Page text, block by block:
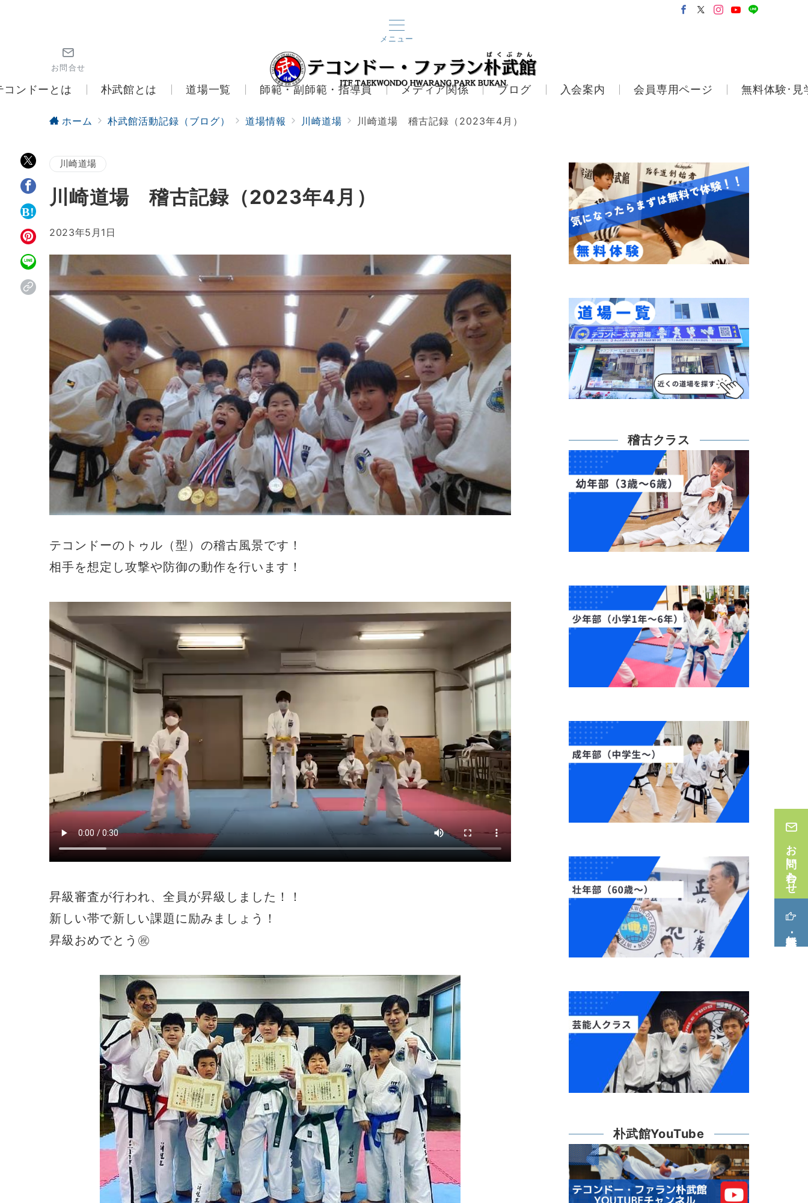
メニュー
お問合せ
コンドーとは 朴武館とは 道場一覧 師範・副師範・指導員 メディア関係 ブログ 入会案内 会員専用ページ 無料体験･見
ホーム 朴武館活動記録（ブログ） 道場情報 川崎道場 川崎道場 稽古記録（2023年4月）
川崎道場
川崎道場 稽古記録（2023年4月）
2023年5月1日
テコンドーのトゥル（型）の稽古風景です！
相手を想定し攻撃や防御の動作を行います！
昇級審査が行われ、全員が昇級しました！！
新しい帯で新しい課題に励みましょう！
昇級おめでとう㊗️
稽古クラス
朴武館YouTube
お問い合わせ
無料体験･見学